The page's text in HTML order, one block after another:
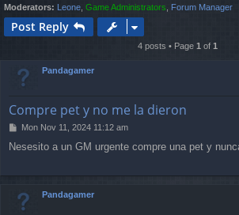
s
Moderators: Leone Game Administrators Forum Manager
Post Reply
4 posts • Page 1 of 1
Pandagamer
Compre pet y no me la dieron
P
s
Mon Nov 11, 2024 11:12 am
Nesesito a un GM urgente compre una pet y
Pandagamer